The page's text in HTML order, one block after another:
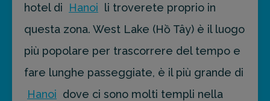
hotel di
Hanoi li troverete proprio in
questa zona. West Lake (Hồ Tây) è il luogo
più popolare per trascorrere del tempo e
fare lunghe passeggiate, è il più grande di
Hanoi dove ci sono molti templi nella